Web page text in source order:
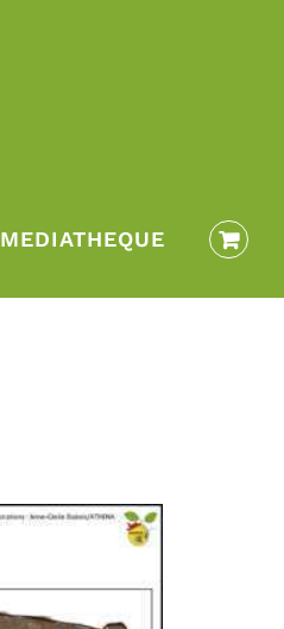
MEDIATHEQUE